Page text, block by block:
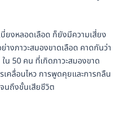
ยงหลอดเลือด ก็ยังมีความเสี่ยง
างภาวะสมองขาดเลือด คาดกันว่า
น 50 คน ที่เกิดภาวะสมองขาด
คลื่อนไหว การพูดคุยและการกลืน
นถึงขั้นเสียชีวิต